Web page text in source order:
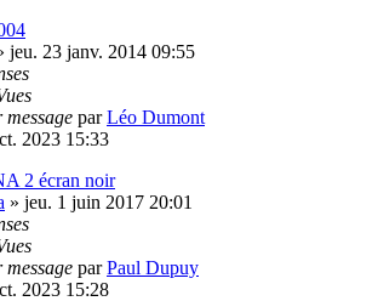
jeu. 23 janv. 2014 09:55
parLéo Dumont
2023 15:33
2 écran noir
» jeu. 1 juin 2017 20:01
parPaul Dupuy
2023 15:28